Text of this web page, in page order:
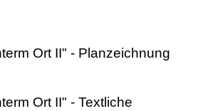
Ort II" - Planzeichnung
Ort II" - Textliche